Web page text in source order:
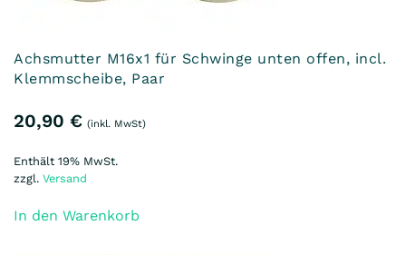
Achsmutter M16x1 für Schwinge unten offen, incl.
Klemmscheibe, Paar
20,90 € (inkl. MwSt)
Enthält 19% MwSt.
zzgl. Versand
In den Warenkorb